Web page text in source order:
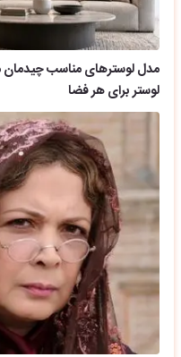
مدل لوسترهای مناسب چیدمان
لوستر برای هر فضا